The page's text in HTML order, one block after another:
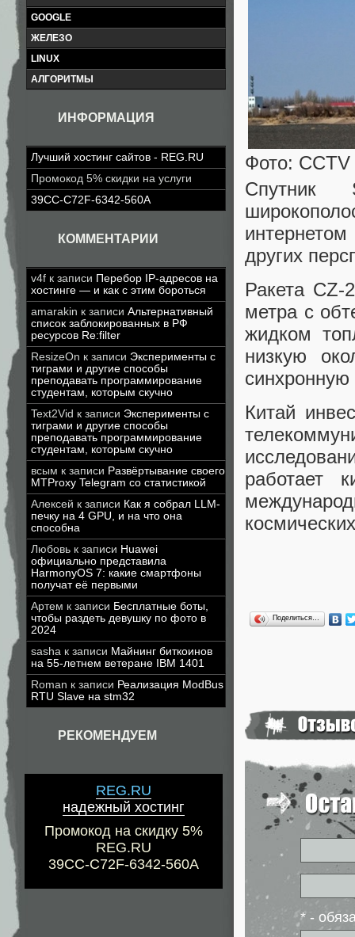
GOOGLE
ЖЕЛЕЗО
LINUX
АЛГОРИТМЫ
ИНФОРМАЦИЯ
Лучший хостинг сайтов - REG.RU
Промокод 5% скидки на услуги
39CC-C72F-6342-560A
КОММЕНТАРИИ
v4f к записи Перебор IP-адресов на
хостинге — и как с этим бороться
amarakin к записи Альтернативный
список заблокированных в РФ
ресурсов Re:filter
ResizeOn к записи Эксперименты с
тиграми и другие способы
преподавать программирование
студентам, которым скучно
Text2Vid к записи Эксперименты с
тиграми и другие способы
преподавать программирование
студентам, которым скучно
всым к записи Развёртывание своего
MTProxy Telegram со статистикой
Алексей к записи Как я собрал LLM-
печку на 4 GPU, и на что она
способна
Любовь к записи Huawei
официально представила
HarmonyOS 7: какие смартфоны
получат её первыми
Артем к записи Бесплатные боты,
чтобы раздеть девушку по фото в
2024
sasha к записи Майнинг биткоинов
на 55-летнем ветеране IBM 1401
Roman к записи Реализация ModBus
RTU Slave на stm32
РЕКОМЕНДУЕМ
REG.RU
надежный хостинг
Промокод на скидку 5%
REG.RU
39CC-C72F-6342-560A
Фото: CCTV
Спутник
других
Ракета CZ-
метра с
жидком
низкую
Китай
работает
Поделиться…
* -